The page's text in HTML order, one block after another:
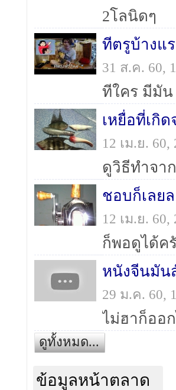
2โลนิดๆ
ทีตรูบ้างแ
31 ส.ค. 60,
ทีใคร มีมั
12 เม.ย.
ดูวิธีทำจา
ชอบก็เลย
12 เม.ย.
ก็พอดูได้ค
หนังจีนมัน
29 ม.ค. 60,
ไม่ฮาก็ออ
ดูทั้งหมด...
ข้อมูลหน้าตลาด